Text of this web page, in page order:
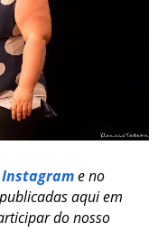
Instagrame no
aqui em
do nosso